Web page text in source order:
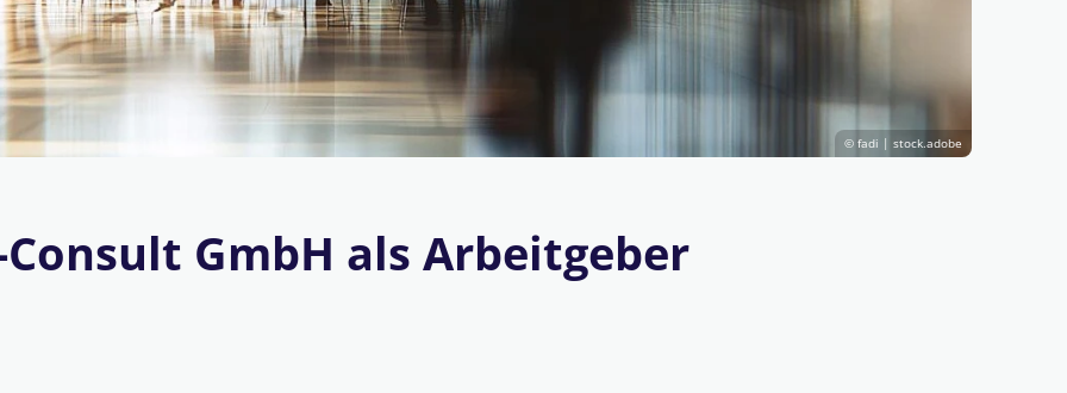
© fadi | stock.adobe
Consult GmbH als Arbeitgeber